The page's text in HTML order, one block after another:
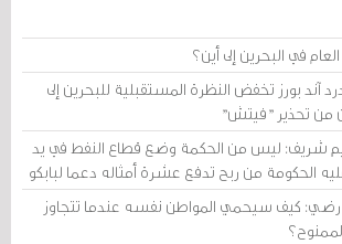
في البحرين إلى أين؟
آند بورز تخفض النظرة المستقبلية للبحرين إلى
من تحذير "فيتش"
شريف: ليس من الحكمة وضع قطاع النفط في يد
الحكومة من ربح تدفع عشرة أمثاله دعما لبابكو
كيف سيحمي المواطن نفسه عندما تتجاوز